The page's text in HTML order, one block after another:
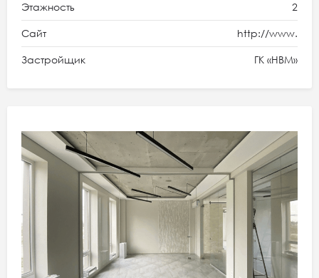
Этажность 2
Сайт http://www.
Застройщик ГК «HBM»